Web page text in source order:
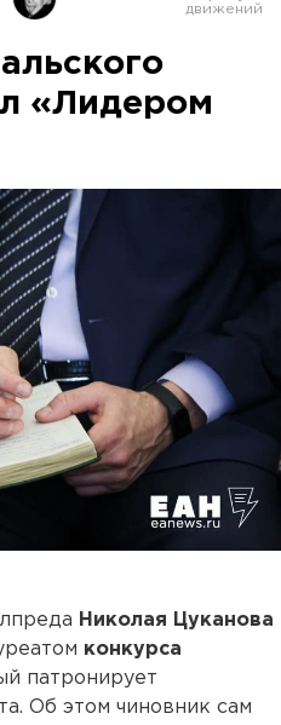
«Лидером
Николая Цуканова
конкурса
патронирует
Об этом чиновник сам